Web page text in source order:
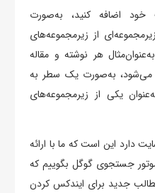
اضافه کنید، به‌صورت
از زیر‌مجموعه‌های
هر نوشته و مقاله
می‌شود، به‌صورت یک سطر به
یکی از زیرمجموعه‌های
دارد این است که ما با ارائه
جستجوی گوگل بگوییم که
جدید برای ایندکس کردن